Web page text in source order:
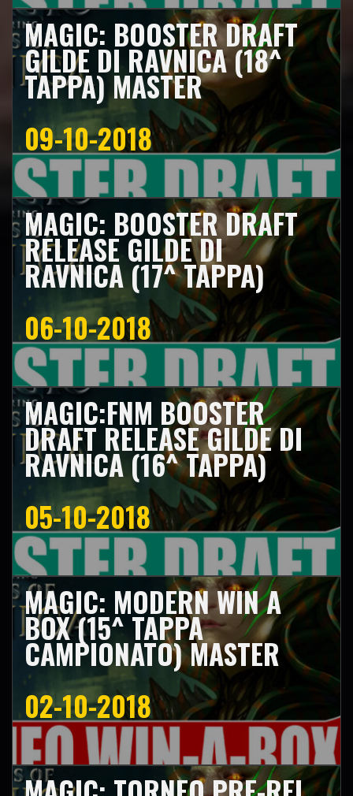
MAGIC: BOOSTER DRAFT
GILDE DI RAVNICA (18^
TAPPA) MASTER
09-10-2018
MAGIC: BOOSTER DRAFT
RELEASE GILDE DI
RAVNICA (17^ TAPPA)
06-10-2018
MAGIC:FNM BOOSTER
DRAFT RELEASE GILDE DI
RAVNICA (16^ TAPPA)
05-10-2018
MAGIC: MODERN WIN A
BOX (15^ TAPPA
CAMPIONATO) MASTER
02-10-2018